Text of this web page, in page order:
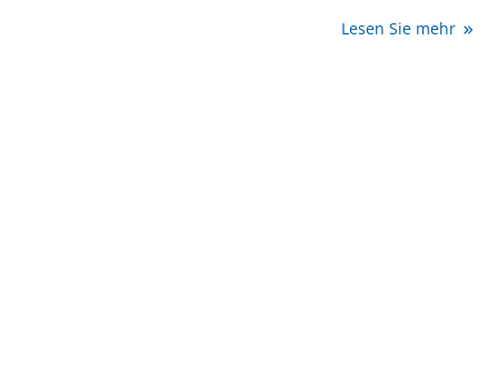
dem Start der Behandlung mit dem bispezifischen
Lesen Sie mehr